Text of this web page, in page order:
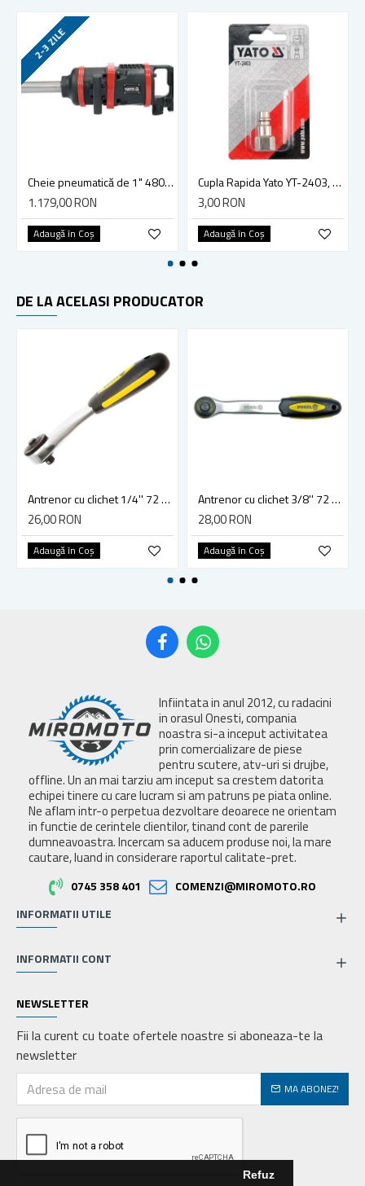
Refuz
2-3 ZILE
Cheie pneumatică de 1" 4800 Nm Yato YT-09618
1.179,00 RON
Adaugă în Coş
Cupla Rapida Yato YT-2403, Dimensiune 1/4, Filet Interior
3,00 RON
Adaugă în Coş
DE LA ACELASI PRODUCATOR
Antrenor cu clichet 1/4'' 72 dinti Vorel 53571
26,00 RON
Adaugă în Coş
Antrenor cu clichet 3/8'' 72 dinti 200mm, Vorel 53572
28,00 RON
Adaugă în Coş
Infiintata in anul 2012, cu radacini
in orasul Onesti, compania
noastra si-a inceput activitatea
prin comercializare de piese
pentru scutere, atv-uri si drujbe,
offline. Un an mai tarziu am inceput sa crestem datorita
echipei tinere cu care lucram si am patruns pe piata online.
Ne aflam intr-o perpetua dezvoltare deoarece ne orientam
in functie de cerintele clientilor, tinand cont de parerile
dumneavoastra. Incercam sa aducem produse noi, la mare
cautare, luand in considerare raportul calitate-pret.
0745 358 401
COMENZI@MIROMOTO.RO
INFORMATII UTILE
INFORMATII CONT
NEWSLETTER
Fii la curent cu toate ofertele noastre si aboneaza-te la
newsletter
MA ABONEZ!